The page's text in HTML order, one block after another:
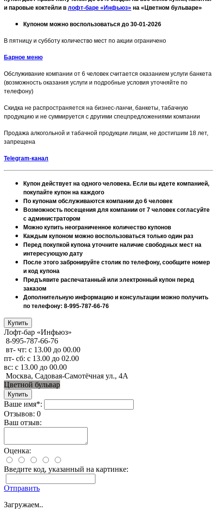
и паровые коктейли в лофт-баре «Инфьюз» на «Цветном бульваре»
Купоном можно воспользоваться до 30-01-2026
В пятницу и субботу количество мест по акции ограничено
Барное меню
Обслуживание компании от 6 человек считается оказанием услуги банкета
(возможность оказания услуги и подробные условия уточняйте по
телефону)
Скидка не распространяется на бизнес-ланчи, банкеты, табачную
продукцию и не суммируется с другими спецпредложениями компании
Продажа алкогольной и табачной продукции лицам, не достигшим 18 лет,
запрещена
Telegram-канал
Купон действует на одного человека. Если вы идете компанией,
покупайте купон на каждого
По купонам обслуживаются компании до 6 человек
Возможность посещения для компании от 7 человек согласуйте
с администратором
Можно купить неограниченное количество купонов
Каждым купоном можно воспользоваться только один раз
Перед покупкой купона уточните наличие свободных мест на
интересующую дату
После этого забронируйте столик по телефону, сообщите номер
и код купона
Предъявите распечатанный или электронный купон перед
заказом
Дополнительную информацию и консультации можно получить
по телефону: 8-995-787-66-76
Лофт-бар «Инфьюз»
8-995-787-66-76
вт- чт: с 13.00 до 00.00
пт- сб: с 13.00 до 02.00
вс: с 13.00 до 00.00
Москва, Садовая-Самотёчная ул., 4А
Цветной бульвар
Ваше имя*:
Отзывов: 0
Ваш отзыв:
Оценка:
Введите код, указанный на картинке:
Отправить
Загружаем..